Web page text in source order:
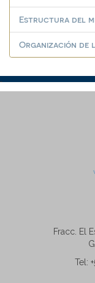
Estructura del
Organización de
Fracc. El
Tel: